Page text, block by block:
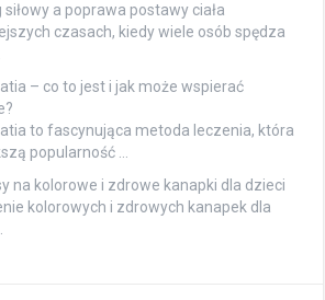
siłowy a poprawa postawy ciała
czasach, kiedy wiele osób spędza
– co to jest i jak może wspierać
to fascynująca metoda leczenia, która
popularność …
na kolorowe i zdrowe kanapki dla dzieci
kolorowych i zdrowych kanapek dla